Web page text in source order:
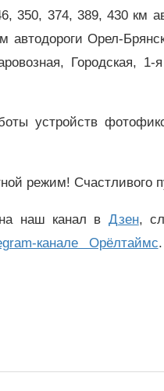
350, 374, 389, 430 км
Орел-
Городская, 1-я
устройств
режим! Счастливого
наш канал в Дзен,
канале Орёлтаймс